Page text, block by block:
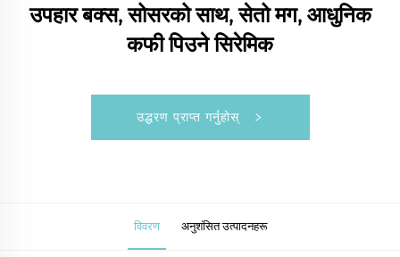
उपहार बक्स, सोसरको साथ, सेतो मग, आधुनिक
कफी पिउने सिरेमिक
उद्धरण प्राप्त गर्नुहोस्
विवरण अनुशंसित उत्पादनहरू